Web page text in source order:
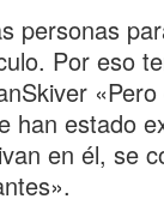
personas
Por eso
han estado
en él, se